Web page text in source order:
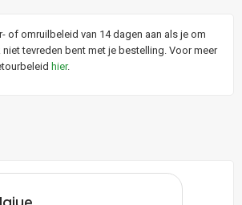
of omruilbeleid van 14 dagen aan als je om
tevreden bent met je bestelling. Voor meer
hier.